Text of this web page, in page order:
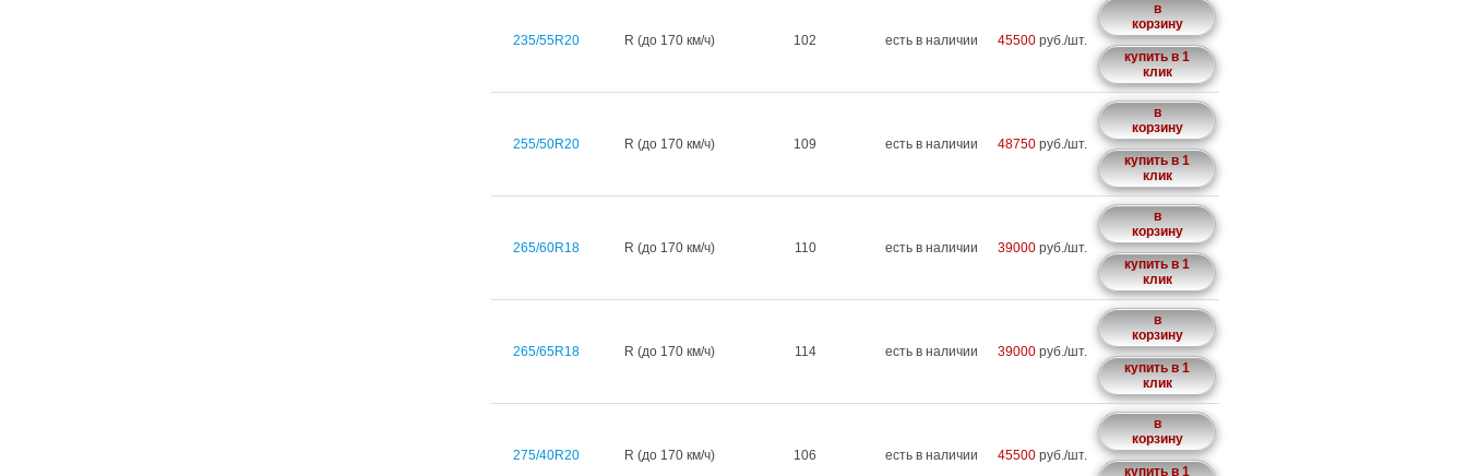
235/55R20 R (до 170 км/ч) 102 есть в наличии 45500 руб./шт.
в
корзину
купить в 1
клик
255/50R20 R (до 170 км/ч) 109 есть в наличии 48750 руб./шт.
в
корзину
купить в 1
клик
265/60R18 R (до 170 км/ч) 110 есть в наличии 39000 руб./шт.
в
корзину
купить в 1
клик
265/65R18 R (до 170 км/ч) 114 есть в наличии 39000 руб./шт.
в
корзину
купить в 1
клик
275/40R20 R (до 170 км/ч) 106 есть в наличии 45500 руб./шт.
в
корзину
купить в 1